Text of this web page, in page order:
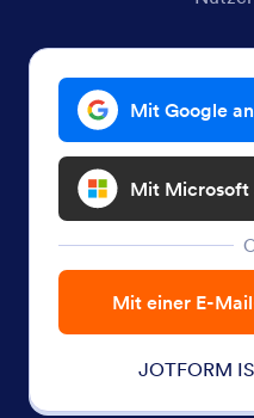
Mit Google
Mit Microsoft
Mit einer E-
JOTFORM